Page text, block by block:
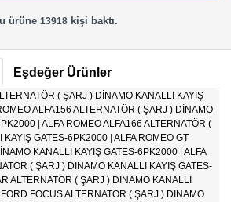
ürüne 13918 kişi baktı.
Eşdeğer Ürünler
( ŞARJ ) DİNAMO KANALLI KAYIŞ
ALFA156 ALTERNATÖR ( ŞARJ ) DİNAMO
ALFA ROMEO ALFA166 ALTERNATÖR (
KAYIŞ GATES-6PK2000 ALFA ROMEO GT
KANALLI KAYIŞ GATES-6PK2000 ALFA
( ŞARJ ) DİNAMO KANALLI KAYIŞ GATES-
ALTERNATÖR ( ŞARJ ) DİNAMO KANALLI
FORD FOCUS ALTERNATÖR ( ŞARJ ) DİNAMO